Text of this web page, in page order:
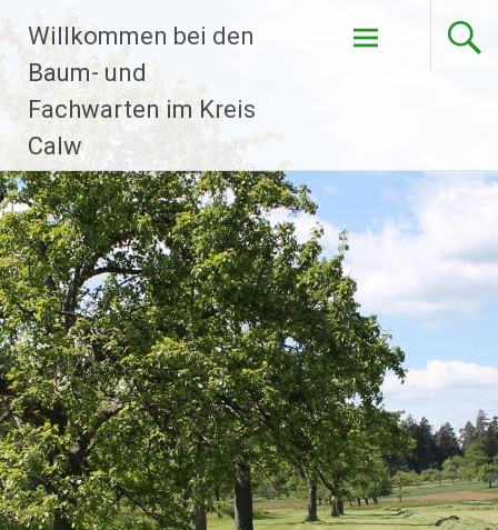
Willkommen bei den
Baum- und
Fachwarten im Kreis
Calw